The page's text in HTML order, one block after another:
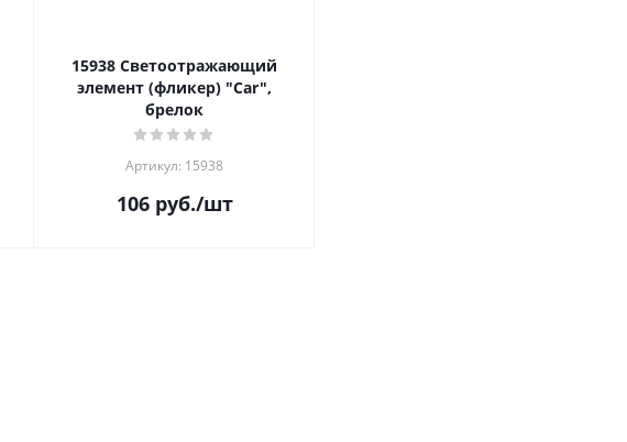
15938 Светоотражающий
элемент (фликер) "Car",
брелок
Артикул: 15938
106руб./шт